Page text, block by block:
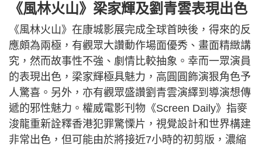
《風林火山》梁家輝及劉青雲表現出色
《風林火山》在康城影展完成全球首映後，得來的反
應頗為兩極，有觀眾大讚動作場面優秀、畫面精緻講
究，然而故事性不強、劇情比較抽象。幸而一眾演員
的表現出色，梁家輝極具魅力，高圓圓飾演狠角色予
人驚喜。另外，亦有觀眾盛讚劉青雲演繹到導演想傳
遞的邪性魅力。權威電影刊物《Screen Daily》指麥
浚龍重新詮釋香港犯罪驚慄片，視覺設計和世界構建
非常出色，但可能由於將接近7小時的初剪版，濃縮